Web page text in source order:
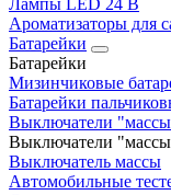
Лампы LED 24 B
Ароматизаторы для
Батарейки
Батарейки
Мизинчиковые
Батарейки
Выключатели
Выключатели
Выключатель массы
Автомобильные